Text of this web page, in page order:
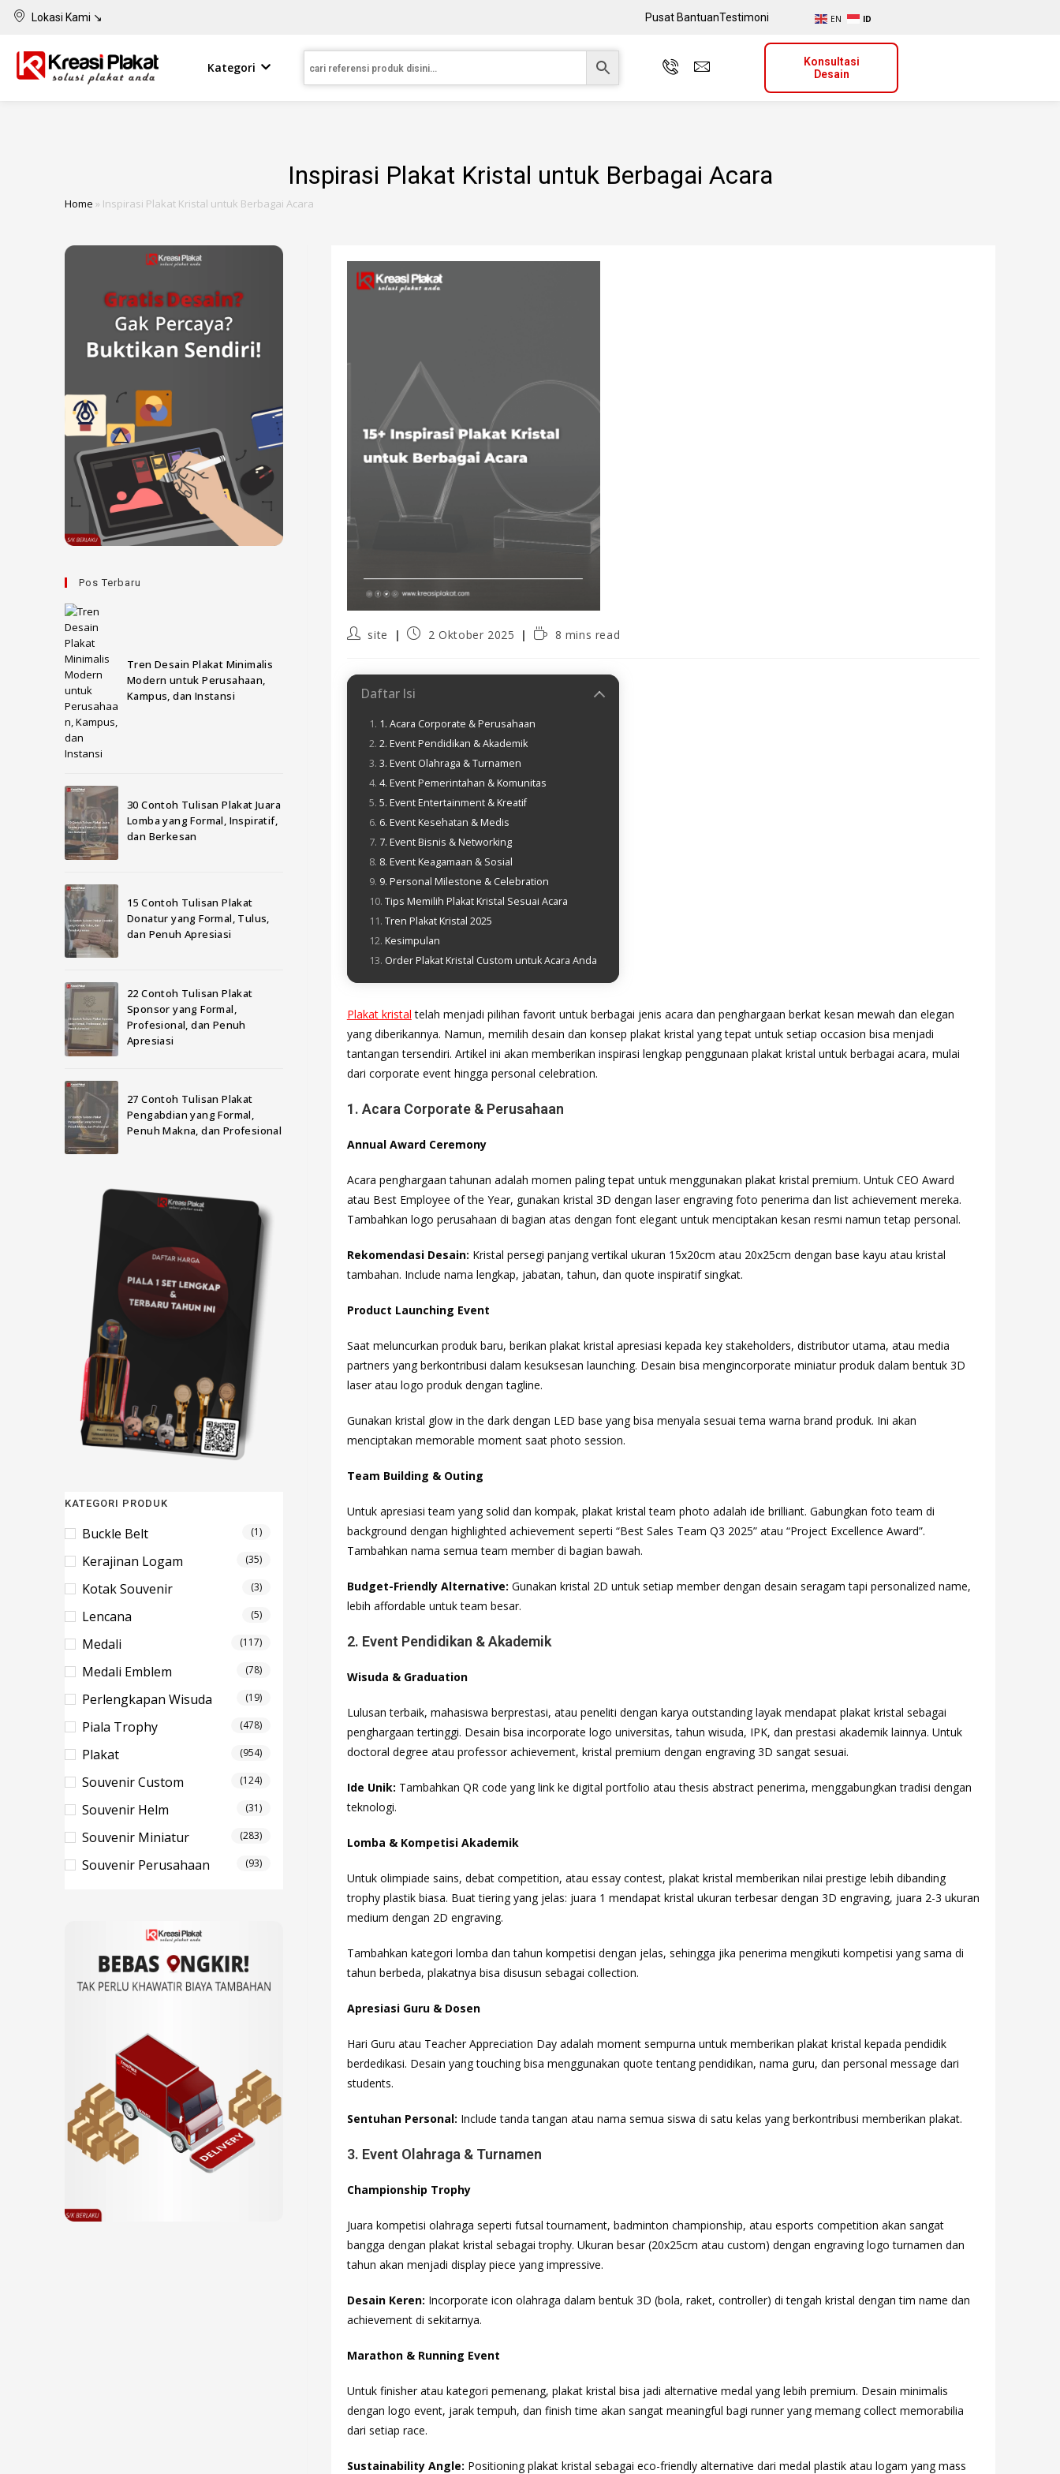
Lokasi Kami ↘ Pusat BantuanTestimoni EN ID
Kategori
Konsultasi
Desain
Inspirasi Plakat Kristal untuk Berbagai Acara
Home » Inspirasi Plakat Kristal untuk Berbagai Acara
site 2 Oktober 2025 8 mins read
Daftar Isi
1. Acara Corporate & Perusahaan
2. Event Pendidikan & Akademik
3. Event Olahraga & Turnamen
4. Event Pemerintahan & Komunitas
5. Event Entertainment & Kreatif
6. Event Kesehatan & Medis
7. Event Bisnis & Networking
8. Event Keagamaan & Sosial
9. Personal Milestone & Celebration
Tips Memilih Plakat Kristal Sesuai Acara
Tren Plakat Kristal 2025
Kesimpulan
Order Plakat Kristal Custom untuk Acara Anda
Plakat kristal telah menjadi pilihan favorit untuk berbagai jenis acara dan penghargaan berkat kesan mewah dan elegan
yang diberikannya. Namun, memilih desain dan konsep plakat kristal yang tepat untuk setiap occasion bisa menjadi
tantangan tersendiri. Artikel ini akan memberikan inspirasi lengkap penggunaan plakat kristal untuk berbagai acara, mulai
dari corporate event hingga personal celebration.
1. Acara Corporate & Perusahaan
Annual Award Ceremony
Acara penghargaan tahunan adalah momen paling tepat untuk menggunakan plakat kristal premium. Untuk CEO Award
atau Best Employee of the Year, gunakan kristal 3D dengan laser engraving foto penerima dan list achievement mereka.
Tambahkan logo perusahaan di bagian atas dengan font elegant untuk menciptakan kesan resmi namun tetap personal.
Rekomendasi Desain: Kristal persegi panjang vertikal ukuran 15x20cm atau 20x25cm dengan base kayu atau kristal
tambahan. Include nama lengkap, jabatan, tahun, dan quote inspiratif singkat.
Product Launching Event
Saat meluncurkan produk baru, berikan plakat kristal apresiasi kepada key stakeholders, distributor utama, atau media
partners yang berkontribusi dalam kesuksesan launching. Desain bisa mengincorporate miniatur produk dalam bentuk 3D
laser atau logo produk dengan tagline.
Gunakan kristal glow in the dark dengan LED base yang bisa menyala sesuai tema warna brand produk. Ini akan
menciptakan memorable moment saat photo session.
Team Building & Outing
Untuk apresiasi team yang solid dan kompak, plakat kristal team photo adalah ide brilliant. Gabungkan foto team di
background dengan highlighted achievement seperti “Best Sales Team Q3 2025” atau “Project Excellence Award”.
Tambahkan nama semua team member di bagian bawah.
Budget-Friendly Alternative: Gunakan kristal 2D untuk setiap member dengan desain seragam tapi personalized name,
lebih affordable untuk team besar.
2. Event Pendidikan & Akademik
Wisuda & Graduation
Lulusan terbaik, mahasiswa berprestasi, atau peneliti dengan karya outstanding layak mendapat plakat kristal sebagai
penghargaan tertinggi. Desain bisa incorporate logo universitas, tahun wisuda, IPK, dan prestasi akademik lainnya. Untuk
doctoral degree atau professor achievement, kristal premium dengan engraving 3D sangat sesuai.
Ide Unik: Tambahkan QR code yang link ke digital portfolio atau thesis abstract penerima, menggabungkan tradisi dengan
teknologi.
Lomba & Kompetisi Akademik
Untuk olimpiade sains, debat competition, atau essay contest, plakat kristal memberikan nilai prestige lebih dibanding
trophy plastik biasa. Buat tiering yang jelas: juara 1 mendapat kristal ukuran terbesar dengan 3D engraving, juara 2-3 ukuran
medium dengan 2D engraving.
Tambahkan kategori lomba dan tahun kompetisi dengan jelas, sehingga jika penerima mengikuti kompetisi yang sama di
tahun berbeda, plakatnya bisa disusun sebagai collection.
Apresiasi Guru & Dosen
Hari Guru atau Teacher Appreciation Day adalah moment sempurna untuk memberikan plakat kristal kepada pendidik
berdedikasi. Desain yang touching bisa menggunakan quote tentang pendidikan, nama guru, dan personal message dari
students.
Sentuhan Personal: Include tanda tangan atau nama semua siswa di satu kelas yang berkontribusi memberikan plakat.
3. Event Olahraga & Turnamen
Championship Trophy
Juara kompetisi olahraga seperti futsal tournament, badminton championship, atau esports competition akan sangat
bangga dengan plakat kristal sebagai trophy. Ukuran besar (20x25cm atau custom) dengan engraving logo turnamen dan
tahun akan menjadi display piece yang impressive.
Desain Keren: Incorporate icon olahraga dalam bentuk 3D (bola, raket, controller) di tengah kristal dengan tim name dan
achievement di sekitarnya.
Marathon & Running Event
Untuk finisher atau kategori pemenang, plakat kristal bisa jadi alternative medal yang lebih premium. Desain minimalis
dengan logo event, jarak tempuh, dan finish time akan sangat meaningful bagi runner yang memang collect memorabilia
dari setiap race.
Sustainability Angle: Positioning plakat kristal sebagai eco-friendly alternative dari medal plastik atau logam yang mass
Pos Terbaru
Tren Desain Plakat Minimalis
Modern untuk Perusahaan,
Kampus, dan Instansi
30 Contoh Tulisan Plakat Juara
Lomba yang Formal, Inspiratif,
dan Berkesan
15 Contoh Tulisan Plakat
Donatur yang Formal, Tulus,
dan Penuh Apresiasi
22 Contoh Tulisan Plakat
Sponsor yang Formal,
Profesional, dan Penuh
Apresiasi
27 Contoh Tulisan Plakat
Pengabdian yang Formal,
Penuh Makna, dan Profesional
KATEGORI PRODUK
Buckle Belt (1)
Kerajinan Logam (35)
Kotak Souvenir (3)
Lencana (5)
Medali (117)
Medali Emblem (78)
Perlengkapan Wisuda (19)
Piala Trophy (478)
Plakat (954)
Souvenir Custom (124)
Souvenir Helm (31)
Souvenir Miniatur (283)
Souvenir Perusahaan (93)